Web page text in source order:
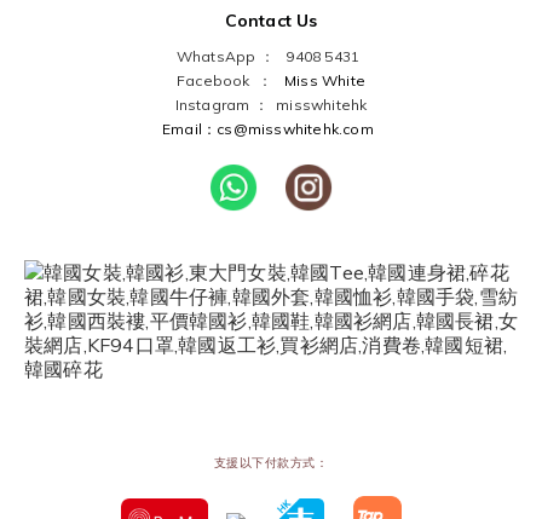
Contact Us
WhatsApp ： 9408 5431
Facebook ： Miss White
Instagram ： misswhitehk
Email：cs@misswhitehk.com
支援以下付款方式：